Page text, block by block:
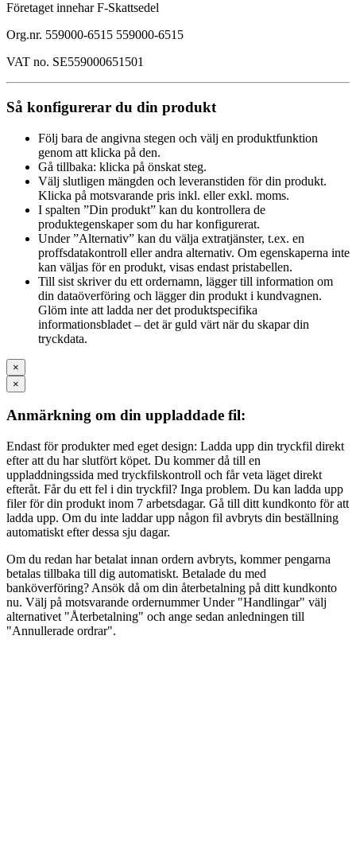
Företaget innehar F-Skattsedel
Org.nr. 559000-6515 559000-6515
VAT no. SE559000651501
Så konfigurerar du din produkt
Följ bara de angivna stegen och välj en produktfunktion
genom att klicka på den.
Gå tillbaka: klicka på önskat steg.
Välj slutligen mängden och leveranstiden för din produkt.
Klicka på motsvarande pris inkl. eller exkl. moms.
I spalten ”Din produkt” kan du kontrollera de
produktegenskaper som du har konfigurerat.
Under ”Alternativ” kan du välja extratjänster, t.ex. en
proffsdatakontroll eller andra alternativ. Om egenskaperna inte
kan väljas för en produkt, visas endast pristabellen.
Till sist skriver du ett ordernamn, lägger till information om
din dataöverföring och lägger din produkt i kundvagnen.
Glöm inte att ladda ner det produktspecifika
informationsbladet – det är guld värt när du skapar din
tryckdata.
×
×
Anmärkning om din uppladdade fil:
Endast för produkter med eget design: Ladda upp din tryckfil direkt
efter att du har slutfört köpet. Du kommer då till en
uppladdningssida med tryckfilskontroll och får veta läget direkt
efteråt. Får du ett fel i din tryckfil? Inga problem. Du kan ladda upp
filer för din produkt inom 7 arbetsdagar. Gå till ditt kundkonto för att
ladda upp. Om du inte laddar upp någon fil avbryts din beställning
automatiskt efter dessa sju dagar.
Om du redan har betalat innan ordern avbryts, kommer pengarna
betalas tillbaka till dig automatiskt. Betalade du med
banköverföring? Ansök då om din återbetalning på ditt kundkonto
nu. Välj på motsvarande ordernummer Under "Handlingar" välj
alternativet "Återbetalning" och ange sedan anledningen till
"Annullerade ordrar".